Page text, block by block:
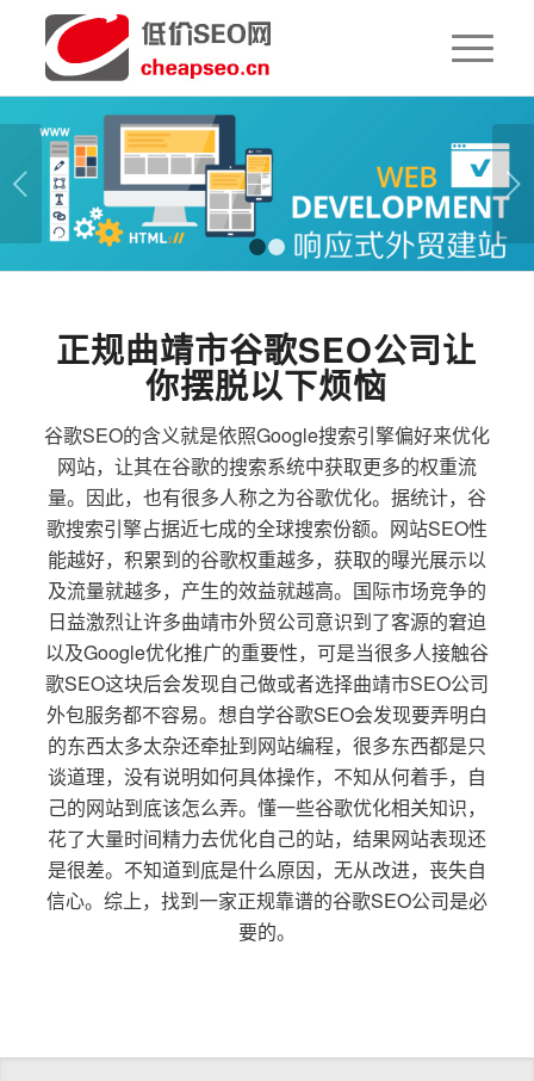
下一页
1 2
正规曲靖市谷歌SEO公司让
你摆脱以下烦恼
谷歌SEO的含义就是依照Google搜索引擎偏好来优化
网站，让其在谷歌的搜索系统中获取更多的权重流
量。因此，也有很多人称之为谷歌优化。据统计，谷
歌搜索引擎占据近七成的全球搜索份额。网站SEO性
能越好，积累到的谷歌权重越多，获取的曝光展示以
及流量就越多，产生的效益就越高。国际市场竞争的
日益激烈让许多曲靖市外贸公司意识到了客源的窘迫
以及Google优化推广的重要性，可是当很多人接触谷
歌SEO这块后会发现自己做或者选择曲靖市SEO公司
外包服务都不容易。想自学谷歌SEO会发现要弄明白
的东西太多太杂还牵扯到网站编程，很多东西都是只
谈道理，没有说明如何具体操作，不知从何着手，自
己的网站到底该怎么弄。懂一些谷歌优化相关知识，
花了大量时间精力去优化自己的站，结果网站表现还
是很差。不知道到底是什么原因，无从改进，丧失自
信心。综上，找到一家正规靠谱的谷歌SEO公司是必
要的。